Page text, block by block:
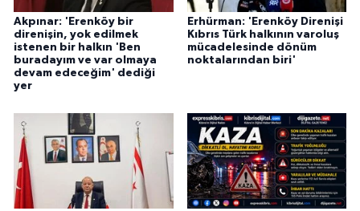
Akpınar: 'Erenköy bir
direnişin, yok edilmek
istenen bir halkın 'Ben
buradayım ve var olmaya
devam edeceğim' dediği
yer
Erhürman: 'Erenköy Direnişi
Kıbrıs Türk halkının varoluş
mücadelesinde dönüm
noktalarından biri'